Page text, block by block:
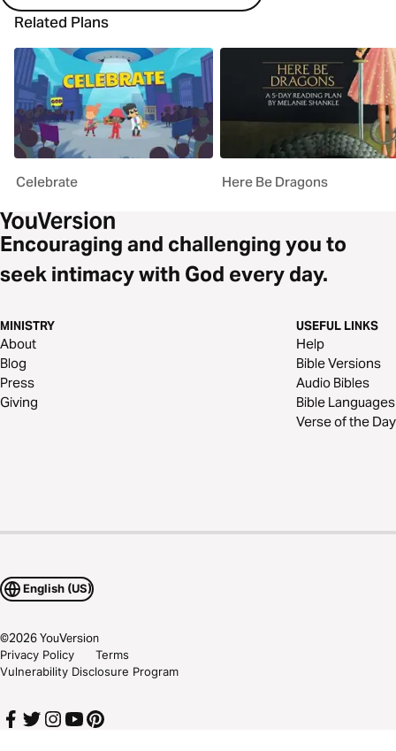
Related Plans
Celebrate Here Be Dragons
Encouraging and challenging you to
seek intimacy with God every day.
MINISTRY
About
Blog
Press
Giving
USEFUL LINKS
Help
Bible Versions
Audio Bibles
Bible Languages
Verse of the Day
English (US)
©2026YouVersion
Privacy Policy
Terms
Vulnerability Disclosure Program